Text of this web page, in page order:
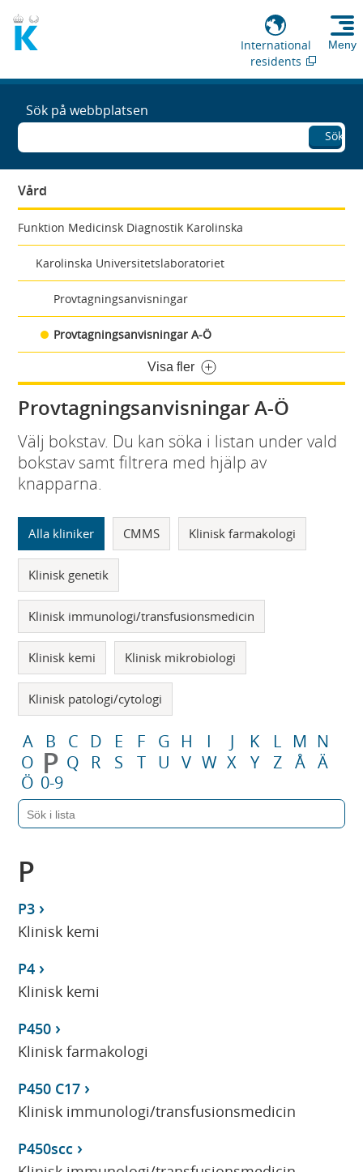
International
residents
Meny
Sök på webbplatsen
Sök
Vård
Funktion Medicinsk Diagnostik Karolinska
Karolinska Universitetslaboratoriet
Provtagningsanvisningar
Provtagningsanvisningar A-Ö
Visa fler
Provtagningsanvisningar A-Ö
Välj bokstav. Du kan söka i listan under vald
bokstav samt filtrera med hjälp av
knapparna.
Alla kliniker CMMS Klinisk farmakologi
Klinisk genetik
Klinisk immunologi/transfusionsmedicin
Klinisk kemi Klinisk mikrobiologi
Klinisk patologi/cytologi
A B C D E F G H I J K L M N
O P Q R S T U V W X Y Z Å Ä
Ö 0-9
P
P3
Klinisk kemi
P4
Klinisk kemi
P450
Klinisk farmakologi
P450 C17
Klinisk immunologi/transfusionsmedicin
P450scc